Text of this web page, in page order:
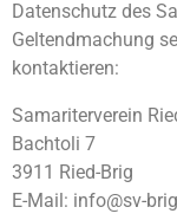
Datenschutz des
Geltendmachung
kontaktieren:
Samariterverein
Bachtoli 7
3911 Ried-Brig
E-Mail: info@sv-